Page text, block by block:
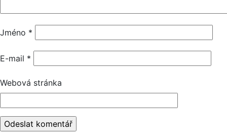
Jméno *
E-mail *
Webová stránka